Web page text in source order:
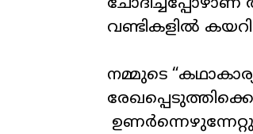
വണ്ടികളിൽ
നമ്മുടെ